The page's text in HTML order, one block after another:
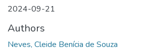
2024-09-21
Authors
Neves, Cleide Benícia de Souza